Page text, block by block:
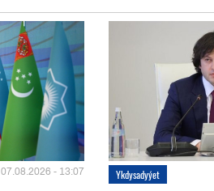
07.08.2026 - 13:07 Ykdysadyýet